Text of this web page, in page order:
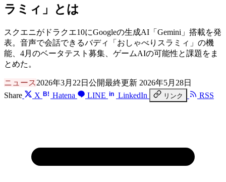
ラミィ」とは
スクエニがドラクエ10にGoogleの生成AI「Gemini」搭載を発
表。音声で会話できるバディ「おしゃべりスラミィ」の機
能、4月のベータテスト募集、ゲームAIの可能性と課題をま
とめた。
ニュース2026年3月22日公開最終更新 2026年5月28日
Share
X B! Hatena LINE in LinkedIn リンク RSS